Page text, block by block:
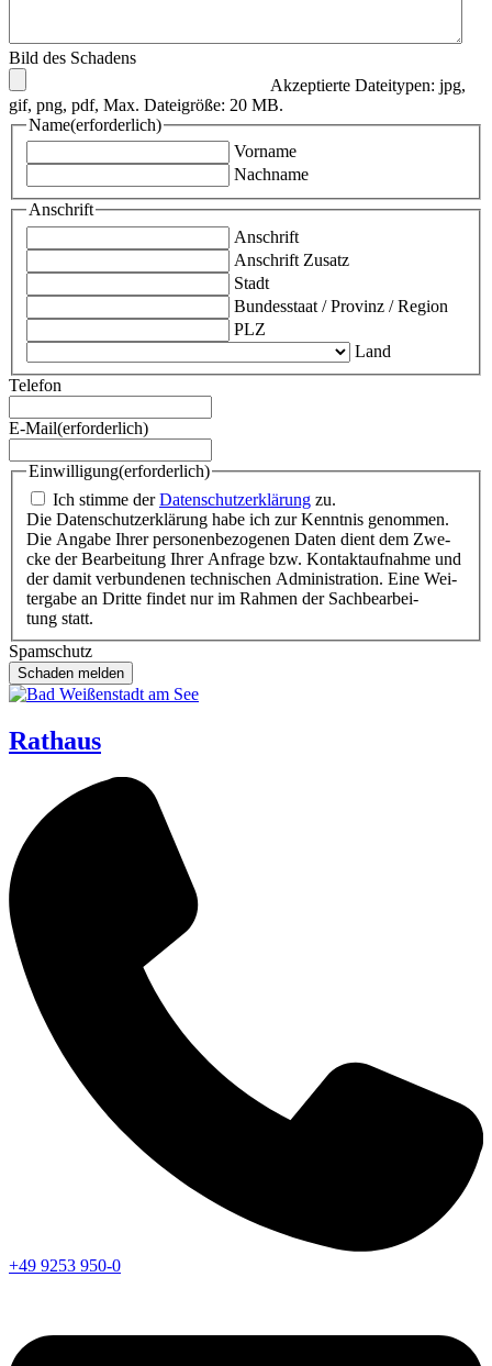
Bild des Scha­dens
Akzep­tier­te Datei­ty­pen: jpg,
gif, png, pdf, Max. Datei­grö­ße: 20 MB.
Name(erfor­der­lich)
Vor­na­me
Nach­na­me
Anschrift
Anschrift
Anschrift Zusatz
Stadt
Bun­des­staat / Pro­vinz / Region
PLZ
Land
Tele­fon
E‑Mail(erfor­der­lich)
Ein­wil­li­gung(erfor­der­lich)
Ich stim­me derDaten­schutz­er­klä­rung zu.
Die Daten­schutz­er­klä­rung habe ich zur Kennt­nis genom­men.
Die Anga­be Ihrer per­so­nen­be­zo­ge­nen Daten dient dem Zwe­
cke der Bear­bei­tung Ihrer Anfra­ge bzw. Kon­takt­auf­nah­me und
der damit ver­bun­de­nen tech­ni­schen Admi­nis­tra­ti­on. Eine Wei­
ter­ga­be an Drit­te fin­det nur im Rah­men der Sach­be­ar­bei­
tung statt.
Spam­schutz
Rathaus
+49 9253 950-0